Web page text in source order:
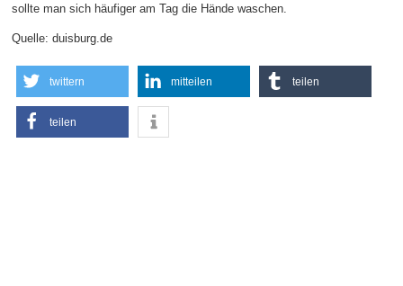
sollte man sich häufiger am Tag die Hände waschen.
Quelle: duisburg.de
twittern mitteilen teilen
teilen